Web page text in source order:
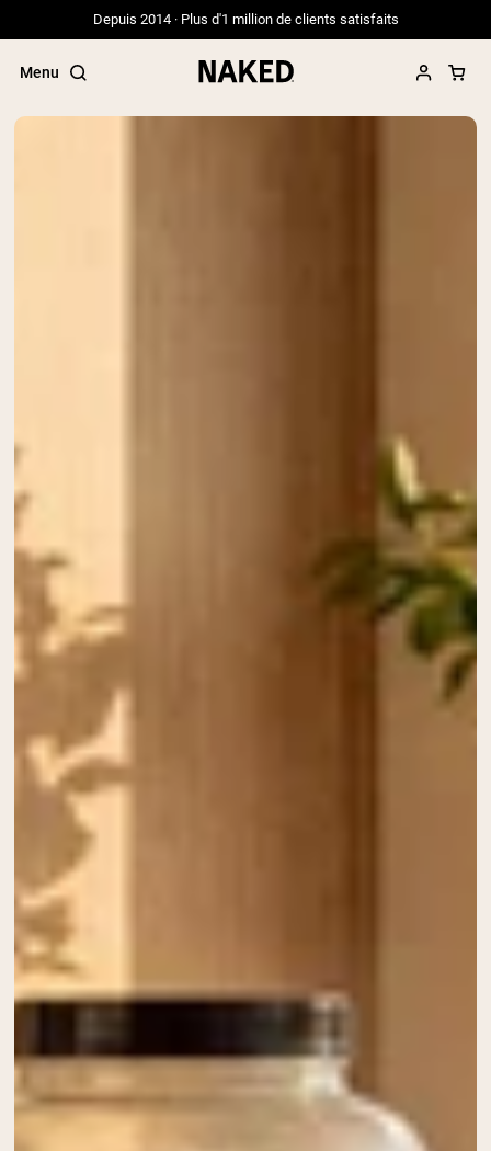
Depuis 2014 · Plus d'1 million de clients satisfaits
Menu
Protéine de Whey en Poudre
Whey au chocolat issu de vaches
Whey de lait de vache nourrie à l'herbe à
Whey de vache nourrie à l'herbe
PROTÉINES VÉGANES